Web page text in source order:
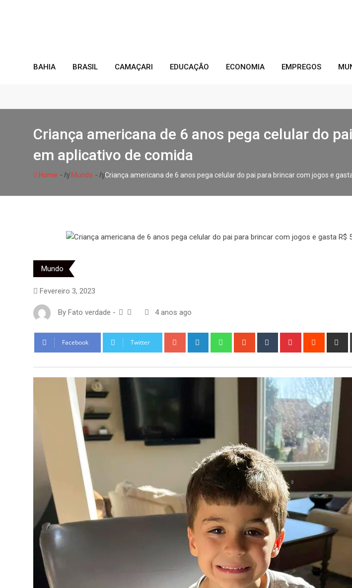
BAHIA BRASIL CAMAÇARI EDUCAÇÃO ECONOMIA EMPREGOS
Criança americana de 6 anos pega celular do
em aplicativo de comida
Home - hjMundo - hjCriança americana de 6 anos pega celular do pai para brincar com jogos e
Mundo
Fevereiro 3, 2023
By Fato verdade - 4 anos ago
Facebook Twitter Google+ LinkedIn WhatsappStumbleUpon
Tumblr Pinterest Reddit